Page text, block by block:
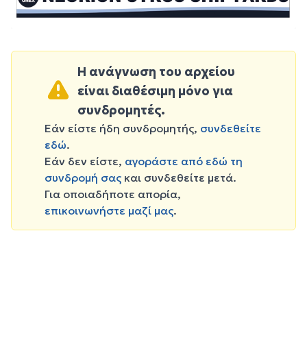
Η ανάγνωση του αρχείου
είναι διαθέσιμη μόνο για
συνδρομητές.
Εάν είστε ήδη συνδρομητής, συνδεθείτε
εδώ.
Εάν δεν είστε, αγοράστε από εδώ τη
συνδρομή σας και συνδεθείτε μετά.
Για οποιαδήποτε απορία,
επικοινωνήστε μαζί μας.